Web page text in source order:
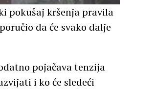
pokušaj kršenja pravila
da će svako dalje
pojačava tenzija
i ko će sledeći